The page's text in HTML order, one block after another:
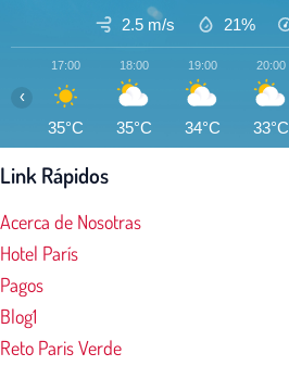
2.5 m/s 21%
17:00
35°C
18:00
35°C
19:00
34°C
20:00
33°C
‹
Link Rápidos
Acerca de Nosotras
Hotel París
Pagos
Blog1
Reto Paris Verde